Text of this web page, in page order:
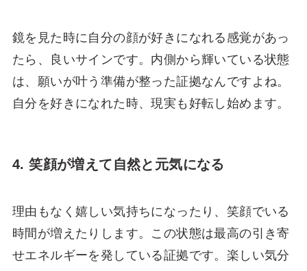
鏡を見た時に自分の顔が好きになれる感覚があっ
たら、良いサインです。内側から輝いている状態
は、願いが叶う準備が整った証拠なんですよね。
自分を好きになれた時、現実も好転し始めます。
4. 笑顔が増えて自然と元気になる
理由もなく嬉しい気持ちになったり、笑顔でいる
時間が増えたりします。この状態は最高の引き寄
せエネルギーを発している証拠です。楽しい気分